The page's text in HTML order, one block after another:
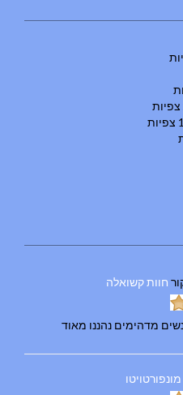
חוות קשואלה
מדהימים נהננו מאוד